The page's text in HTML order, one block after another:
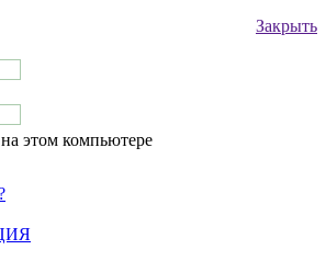
Закрыть
этом компьютере